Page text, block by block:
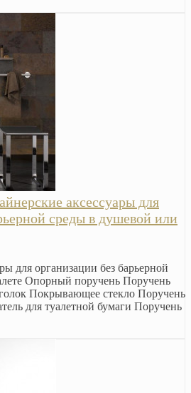
аксессуары для
среды в душевой или
для организации без барьерной
Опорный поручень Поручень
Покрывающее стекло Поручень
для туалетной бумаги Поручень